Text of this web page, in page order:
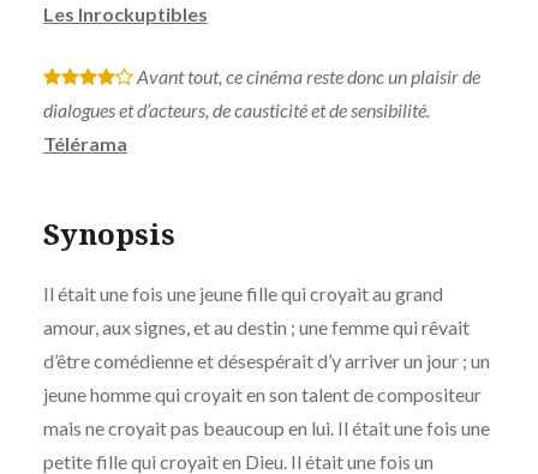
Les Inrockuptibles
* * * *
Avant tout, ce cinéma reste donc un plaisir de
dialogues et d’acteurs, de causticité et de sensibilité.
Télérama
Synopsis
Il était une fois une jeune fille qui croyait au grand
amour, aux signes, et au destin ; une femme qui rêvait
d’être comédienne et désespérait d’y arriver un jour ; un
jeune homme qui croyait en son talent de compositeur
mais ne croyait pas beaucoup en lui. Il était une fois une
petite fille qui croyait en Dieu. Il était une fois un